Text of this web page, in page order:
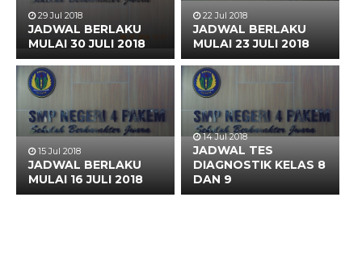
29 Jul 2018
JADWAL BERLAKU
MULAI 30 JULI 2018
22 Jul 2018
JADWAL BERLAKU
MULAI 23 JULI 2018
15 Jul 2018
JADWAL BERLAKU
MULAI 16 JULI 2018
14 Jul 2018
JADWAL TES
DIAGNOSTIK KELAS 8
DAN 9